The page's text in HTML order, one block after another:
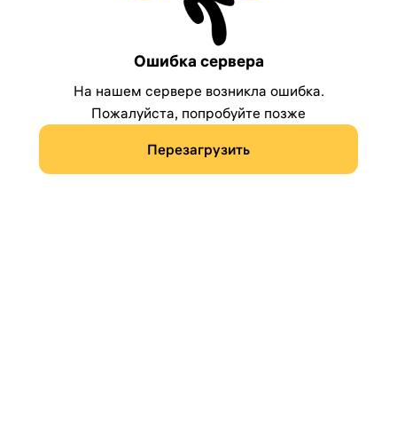
Ошибка сервера
На нашем сервере возникла ошибка.
Пожалуйста, попробуйте позже
Перезагрузить